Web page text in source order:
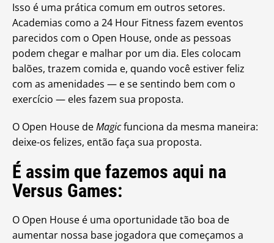
Isso é uma prática comum em outros setores.
Academias como a 24 Hour Fitness fazem eventos
parecidos com o Open House, onde as pessoas
podem chegar e malhar por um dia. Eles colocam
balões, trazem comida e, quando você estiver feliz
com as amenidades — e se sentindo bem com o
exercício — eles fazem sua proposta.
O Open House deMagicfunciona da mesma maneira:
deixe-os felizes, então faça sua proposta.
É assim que fazemos aqui na
Versus Games:
O Open House é uma oportunidade tão boa de
aumentar nossa base jogadora que começamos a